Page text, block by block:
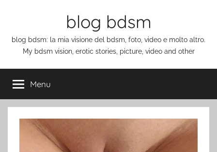
blog bdsm
blog bdsm: la mia visione del bdsm, foto, video e molto altro.
My bdsm vision, erotic stories, picture, video and other
Menu